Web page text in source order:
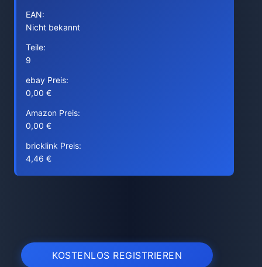
EAN:
Nicht bekannt
Teile:
9
ebay Preis:
0,00 €
Amazon Preis:
0,00 €
bricklink Preis:
4,46 €
KOSTENLOS REGISTRIEREN